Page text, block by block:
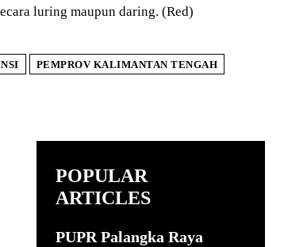
luring maupun daring. (Red)
PEMPROV KALIMANTAN TENGAH
POPULAR
ARTICLES
PUPR Palangka Raya